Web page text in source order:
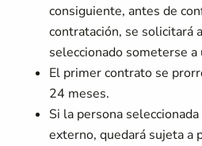
consiguiente, antes de
contratación, se solicitará
seleccionado someterse a
El primer contrato se
24 meses.
Si la persona
externo, quedará sujeta a